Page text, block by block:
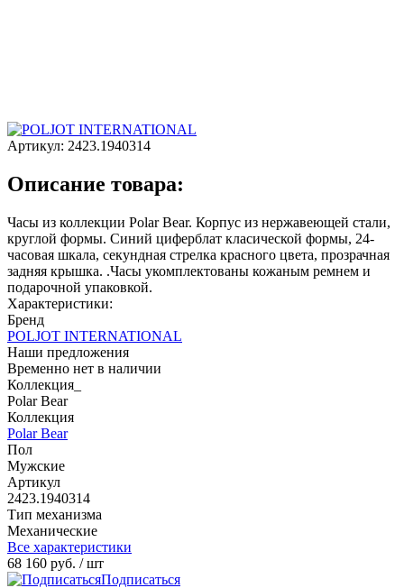
Артикул: 2423.1940314
Описание товара:
Часы из коллекции Polar Bear. Корпус из нержавеющей стали,
круглой формы. Синий циферблат класической формы, 24-
часовая шкала, секундная стрелка красного цвета, прозрачная
задняя крышка. .Часы укомплектованы кожаным ремнем и
подарочной упаковкой.
Характеристики:
Бренд
POLJOT INTERNATIONAL
Наши предложения
Временно нет в наличии
Коллекция_
Polar Bear
Коллекция
Polar Bear
Пол
Мужские
Артикул
2423.1940314
Тип механизма
Механические
Все характеристики
68 160 руб. / шт
Подписаться